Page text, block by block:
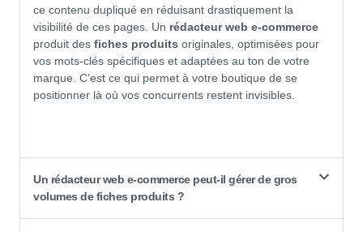
ce contenu dupliqué en réduisant drastiquement la
visibilité de ces pages. Un rédacteur web e-commerce
produit des fiches produits originales, optimisées pour
vos mots-clés spécifiques et adaptées au ton de votre
marque. C’est ce qui permet à votre boutique de se
positionner là où vos concurrents restent invisibles.
Un rédacteur web e-commerce peut-il gérer de gros
volumes de fiches produits ?